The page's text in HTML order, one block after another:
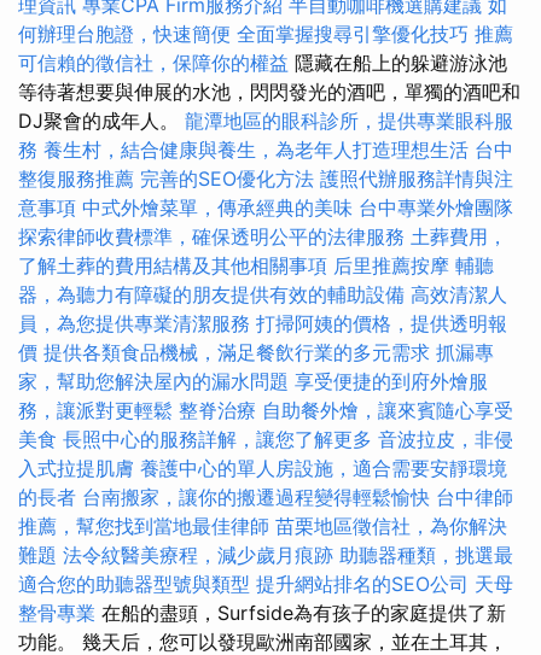
理資訊 專業CPA Firm服務介紹 半自動咖啡機選購建議 如
何辦理台胞證，快速簡便 全面掌握搜尋引擎優化技巧 推薦
可信賴的徵信社，保障你的權益 隱藏在船上的躲避游泳池
等待著想要與伸展的水池，閃閃發光的酒吧，單獨的酒吧和
DJ聚會的成年人。 龍潭地區的眼科診所，提供專業眼科服
務 養生村，結合健康與養生，為老年人打造理想生活 台中
整復服務推薦 完善的SEO優化方法 護照代辦服務詳情與注
意事項 中式外燴菜單，傳承經典的美味 台中專業外燴團隊
探索律師收費標準，確保透明公平的法律服務 土葬費用，
了解土葬的費用結構及其他相關事項 后里推薦按摩 輔聽
器，為聽力有障礙的朋友提供有效的輔助設備 高效清潔人
員，為您提供專業清潔服務 打掃阿姨的價格，提供透明報
價 提供各類食品機械，滿足餐飲行業的多元需求 抓漏專
家，幫助您解決屋內的漏水問題 享受便捷的到府外燴服
務，讓派對更輕鬆 整脊治療 自助餐外燴，讓來賓隨心享受
美食 長照中心的服務詳解，讓您了解更多 音波拉皮，非侵
入式拉提肌膚 養護中心的單人房設施，適合需要安靜環境
的長者 台南搬家，讓你的搬遷過程變得輕鬆愉快 台中律師
推薦，幫您找到當地最佳律師 苗栗地區徵信社，為你解決
難題 法令紋醫美療程，減少歲月痕跡 助聽器種類，挑選最
適合您的助聽器型號與類型 提升網站排名的SEO公司 天母
整骨專業 在船的盡頭，Surfside為有孩子的家庭提供了新
功能。 幾天后，您可以發現歐洲南部國家，並在土耳其，